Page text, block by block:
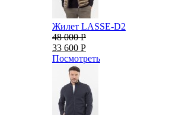
Жилет LASSE-D2
48 000 Р
33 600 Р
Посмотреть